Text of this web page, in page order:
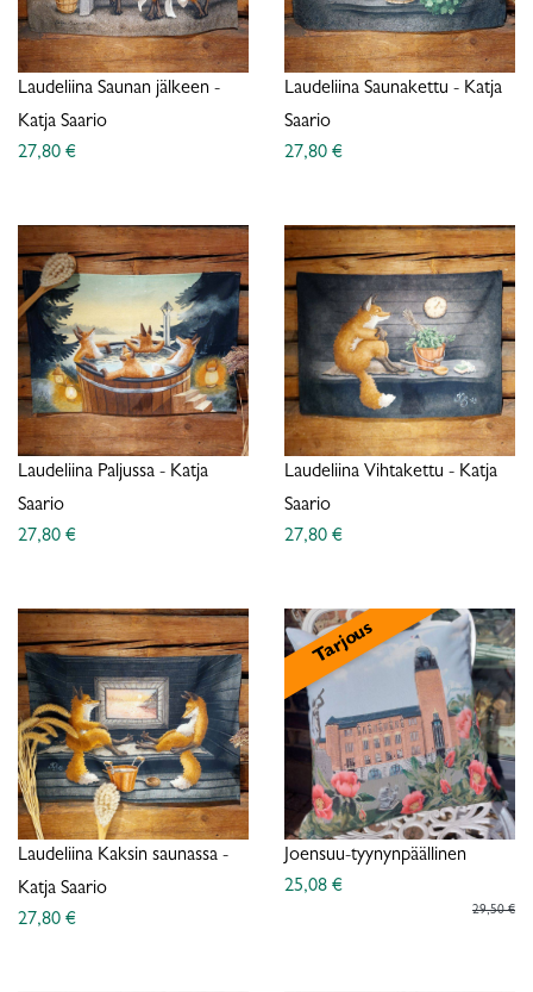
Laudeliina Saunan jälkeen -
Katja Saario
27,80 €
Laudeliina Saunakettu - Katja
Saario
27,80 €
Laudeliina Paljussa - Katja
Saario
27,80 €
Laudeliina Vihtakettu - Katja
Saario
27,80 €
Laudeliina Kaksin saunassa -
Katja Saario
27,80 €
Tarjous
Joensuu-tyynynpäällinen
25,08 €
29,50 €